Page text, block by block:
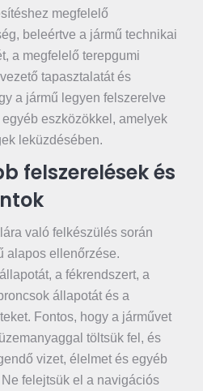
megfelelő
beleértve a jármű technikai
a megfelelő terepgumi
tapasztalatát és
a jármű legyen felszerelve
eszközökkel, amelyek
leküzdésében.
felszerelések és
való felkészülés során
alapos ellenőrzése.
a fékrendszert, a
állapotát és a
Fontos, hogy a járművet
töltsük fel, és
vizet, élelmet és egyéb
felejtsük el a navigációs